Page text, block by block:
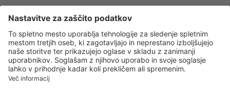
SPF 30
Senčila za oči
Tekoči puder
Ličenje povešenih vek
Kako povečati oči
Niacinamid
Rozacea
Salicilna kislina